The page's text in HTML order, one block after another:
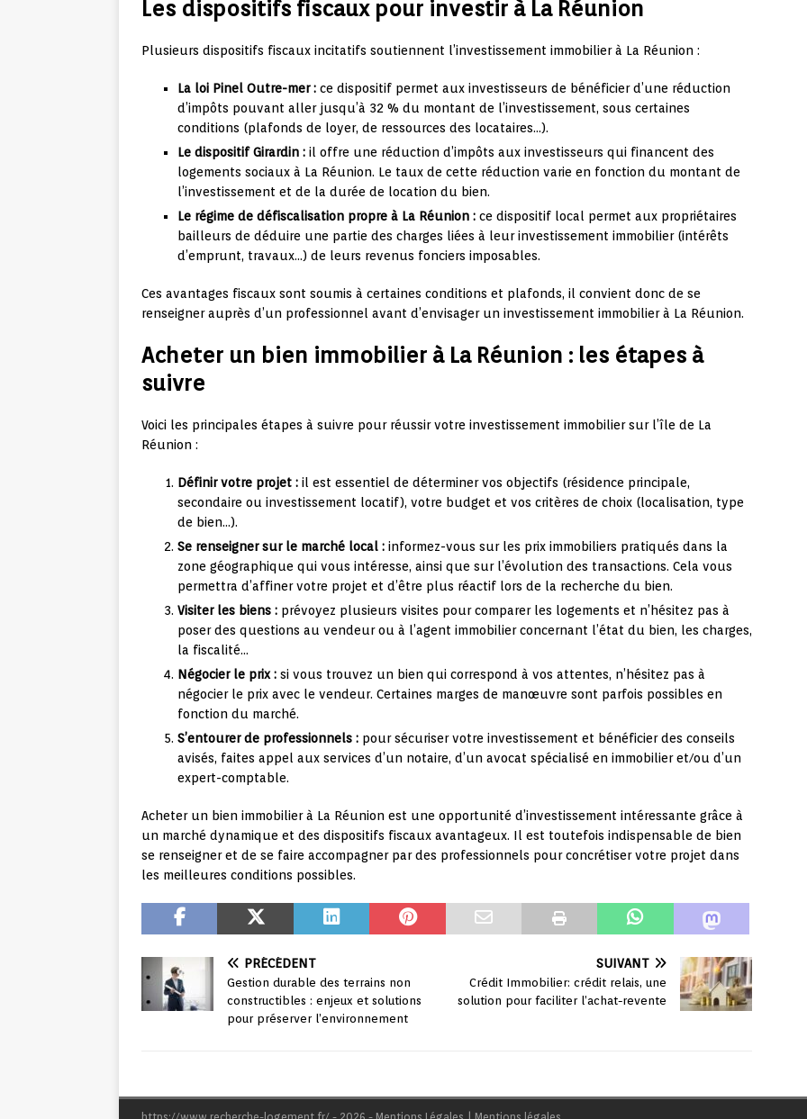
Les dispositifs fiscaux pour investir à La Réunion
Plusieurs dispositifs fiscaux incitatifs soutiennent l’investissement immobilier à La Réunion :
La loi Pinel Outre-mer : ce dispositif permet aux investisseurs de bénéficier d’une réduction
d’impôts pouvant aller jusqu’à 32 % du montant de l’investissement, sous certaines
conditions (plafonds de loyer, de ressources des locataires…).
Le dispositif Girardin : il offre une réduction d’impôts aux investisseurs qui financent des
logements sociaux à La Réunion. Le taux de cette réduction varie en fonction du montant de
l’investissement et de la durée de location du bien.
Le régime de défiscalisation propre à La Réunion : ce dispositif local permet aux propriétaires
bailleurs de déduire une partie des charges liées à leur investissement immobilier (intérêts
d’emprunt, travaux…) de leurs revenus fonciers imposables.
Ces avantages fiscaux sont soumis à certaines conditions et plafonds, il convient donc de se
renseigner auprès d’un professionnel avant d’envisager un investissement immobilier à La Réunion.
Acheter un bien immobilier à La Réunion : les étapes à
suivre
Voici les principales étapes à suivre pour réussir votre investissement immobilier sur l’île de La
Réunion :
Définir votre projet : il est essentiel de déterminer vos objectifs (résidence principale,
secondaire ou investissement locatif), votre budget et vos critères de choix (localisation, type
de bien…).
Se renseigner sur le marché local : informez-vous sur les prix immobiliers pratiqués dans la
zone géographique qui vous intéresse, ainsi que sur l’évolution des transactions. Cela vous
permettra d’affiner votre projet et d’être plus réactif lors de la recherche du bien.
Visiter les biens : prévoyez plusieurs visites pour comparer les logements et n’hésitez pas à
poser des questions au vendeur ou à l’agent immobilier concernant l’état du bien, les charges,
la fiscalité…
Négocier le prix : si vous trouvez un bien qui correspond à vos attentes, n’hésitez pas à
négocier le prix avec le vendeur. Certaines marges de manœuvre sont parfois possibles en
fonction du marché.
S’entourer de professionnels : pour sécuriser votre investissement et bénéficier des conseils
avisés, faites appel aux services d’un notaire, d’un avocat spécialisé en immobilier et/ou d’un
expert-comptable.
Acheter un bien immobilier à La Réunion est une opportunité d’investissement intéressante grâce à
un marché dynamique et des dispositifs fiscaux avantageux. Il est toutefois indispensable de bien
se renseigner et de se faire accompagner par des professionnels pour concrétiser votre projet dans
les meilleures conditions possibles.
PRÉCÉDENT
Gestion durable des terrains non
constructibles : enjeux et solutions
pour préserver l’environnement
SUIVANT
Crédit Immobilier: crédit relais, une
solution pour faciliter l’achat-revente